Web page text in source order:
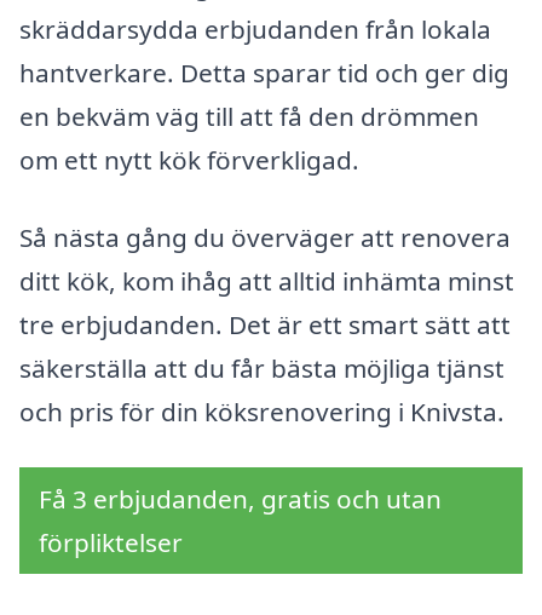
skräddarsydda erbjudanden från lokala
hantverkare. Detta sparar tid och ger dig
en bekväm väg till att få den drömmen
om ett nytt kök förverkligad.
Så nästa gång du överväger att renovera
ditt kök, kom ihåg att alltid inhämta minst
tre erbjudanden. Det är ett smart sätt att
säkerställa att du får bästa möjliga tjänst
och pris för din köksrenovering i Knivsta.
Få 3 erbjudanden, gratis och utan
förpliktelser